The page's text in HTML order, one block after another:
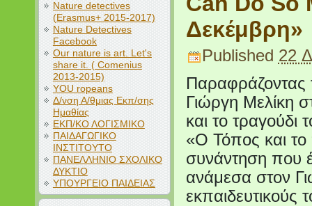
Nature detectives
(Erasmus+ 2015-2017)
Nature Detectives
Facebook
Our nature is art. Let's
share it. ( Comenius
2013-2015)
YOU ropeans
Δ/νση Α/θμιας Εκπ/σης
Ημαθίας
ΕΚΠ/ΚΟ ΛΟΓΙΣΜΙΚΟ
ΠΑΙΔΑΓΩΓΙΚΟ
ΙΝΣΤΙΤΟΥΤΟ
ΠΑΝΕΛΛΗΝΙΟ ΣΧΟΛΙΚΟ
ΔΥΚΤΙΟ
ΥΠΟΥΡΓΕΙΟ ΠΑΙΔΕΙΑΣ
Δεκέμβρη»
Published 22
Παραφράζοντας
Γιώργη Μελίκη
και το
«Ο Τόπος και το
συνάντηση που
ανάμεσα στον
εκπαιδευτικούς